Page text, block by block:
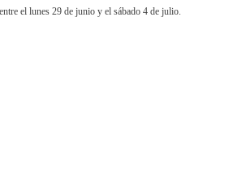
el lunes 29 de junio y el sábado 4 de julio.